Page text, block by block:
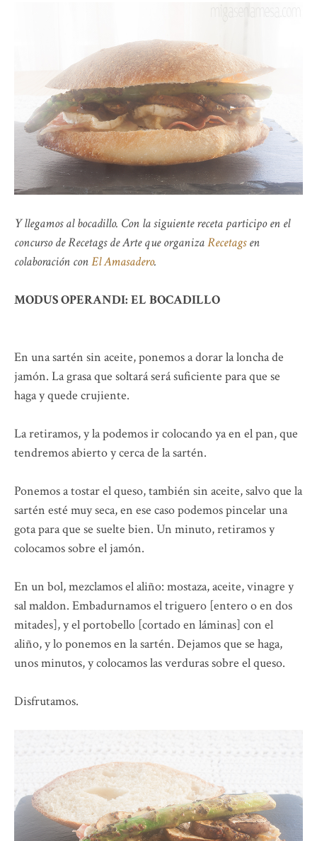
Y llegamos al bocadillo. Con la siguiente receta participo en el
concurso de Recetags de Arte que organizaRecetagsen
colaboración conEl Amasadero.
MODUS OPERANDI: EL BOCADILLO
En una sartén sin aceite, ponemos a dorar la loncha de
jamón. La grasa que soltará será suficiente para que se
haga y quede crujiente.
La retiramos, y la podemos ir colocando ya en el pan, que
tendremos abierto y cerca de la sartén.
Ponemos a tostar el queso, también sin aceite, salvo que la
sartén esté muy seca, en ese caso podemos pincelar una
gota para que se suelte bien. Un minuto, retiramos y
colocamos sobre el jamón.
En un bol, mezclamos el aliño: mostaza, aceite, vinagre y
sal maldon. Embadurnamos el triguero [entero o en dos
mitades], y el portobello [cortado en láminas] con el
aliño, y lo ponemos en la sartén. Dejamos que se haga,
unos minutos, y colocamos las verduras sobre el queso.
Disfrutamos.